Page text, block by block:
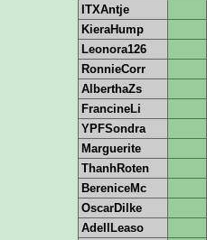
ITXAntje
KieraHump
Leonora126
RonnieCorr
AlberthaZs
FrancineLi
YPFSondra
Marguerite
ThanhRoten
BereniceMc
OscarDilke
AdellLeaso